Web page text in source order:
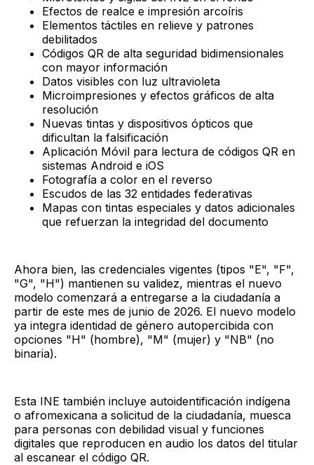
Efectos de realce e impresión arcoíris
Elementos táctiles en relieve y patrones
debilitados
Códigos QR de alta seguridad bidimensionales
con mayor información
Datos visibles con luz ultravioleta
Microimpresiones y efectos gráficos de alta
resolución
Nuevas tintas y dispositivos ópticos que
dificultan la falsificación
Aplicación Móvil para lectura de códigos QR en
sistemas Android e iOS
Fotografía a color en el reverso
Escudos de las 32 entidades federativas
Mapas con tintas especiales y datos adicionales
que refuerzan la integridad del documento
Ahora bien, las credenciales vigentes (tipos "E", "F",
"G", "H") mantienen su validez, mientras el nuevo
modelo comenzará a entregarse a la ciudadanía a
partir de este mes de junio de 2026. El nuevo modelo
ya integra identidad de género autopercibida con
opciones "H" (hombre), "M" (mujer) y "NB" (no
binaria).
Esta INE también incluye autoidentificación indígena
o afromexicana a solicitud de la ciudadanía, muesca
para personas con debilidad visual y funciones
digitales que reproducen en audio los datos del titular
al escanear el código QR.